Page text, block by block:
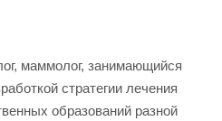
маммолог, занимающийся
стратегии лечения
образований разной